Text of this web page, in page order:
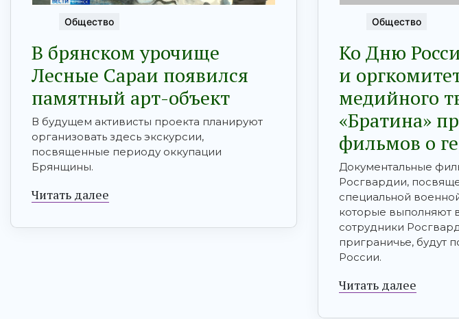
Общество
В брянском урочище
Лесные Сараи появился
памятный арт-объект
В будущем активисты проекта планируют
организовать здесь экскурсии,
посвященные периоду оккупации
Брянщины.
Читать далее
Общество
Ко Дню
и
медийного
«Братина»
фильмов о
Документальные
Росгвардии,
специальной
которые выполняют
сотрудники
приграничье, будут
России.
Читать далее